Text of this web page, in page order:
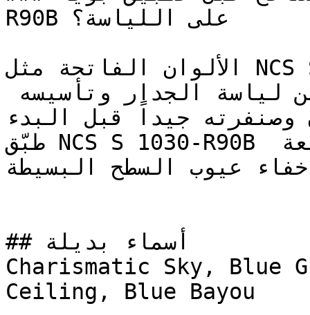
R90B على اللياسة؟
الألوان الفاتحة مثل NCS S 1030-R90B تبرز تفاصيل
وصنفرته جيداً قبل البدء.
طبّق NCS S 1030-R90B بلمعة مطفية (مطفي) أو ربع لمعة
عيوب السطح البسيطة.
## أسماء بديلة
Charismatic Sky, Blue
Ceiling, Blue Bayou